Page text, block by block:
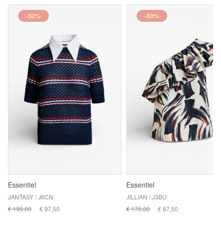
-50%
Essentiel
JANTASY / J6CN
€ 195,00
€ 97,50
-50%
Essentiel
JILLIAN / J3BU
€ 175,00
€ 87,50